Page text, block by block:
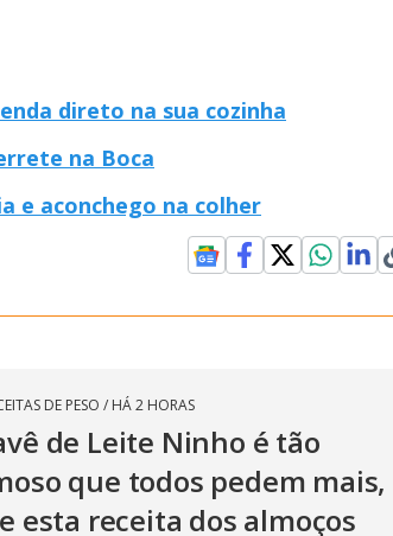
direto na sua cozinha
na Boca
e aconchego na colher
DE PESO / HÁ 2 HORAS
de Leite Ninho é tão
que todos pedem mais,
esta receita dos almoços